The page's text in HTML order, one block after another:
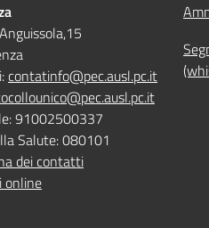
contatinfo@pec.ausl.pc.it
91002500337
Salute: 080101
dei contatti
online